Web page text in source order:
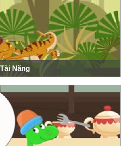
Năng